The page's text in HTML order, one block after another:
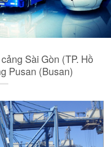
Sài Gòn (TP. Hồ
Pusan (Busan)